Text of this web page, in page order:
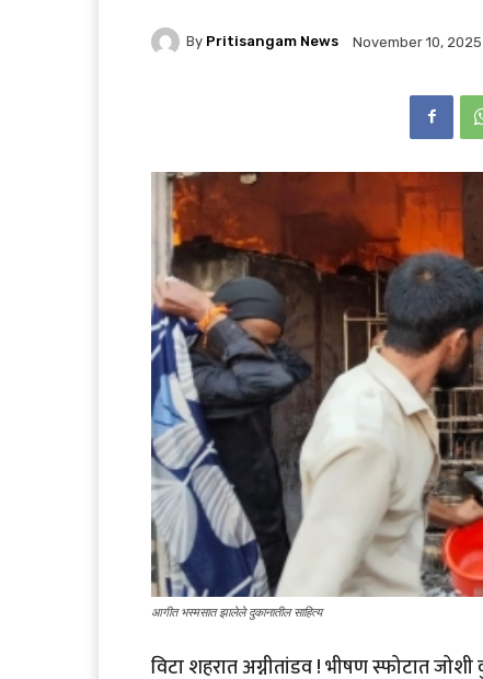
By Pritisangam News November 10, 2025
आगीत भस्मसात झालेले दुकानातील साहित्य
विटा शहरात अग्नीतांडव ! भीषण स्फोटात